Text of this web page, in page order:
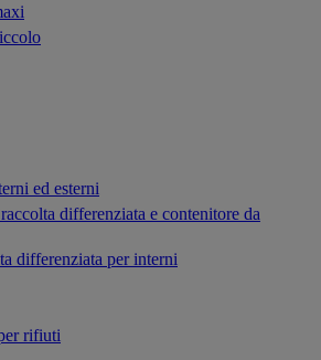
ed esterni
differenziata e contenitore da
differenziata per interni
rifiuti